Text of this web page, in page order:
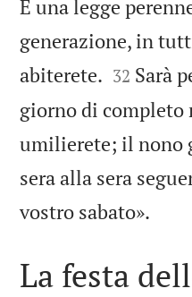
È una legge
generazione, in
abiterete. 

32 Sarà
giorno di completo
umilierete; il nono
sera alla sera
vostro sabato».
La festa